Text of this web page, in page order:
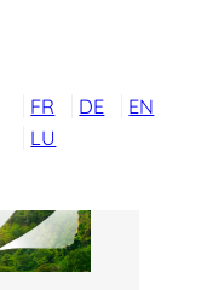
FR DE
EN
LU